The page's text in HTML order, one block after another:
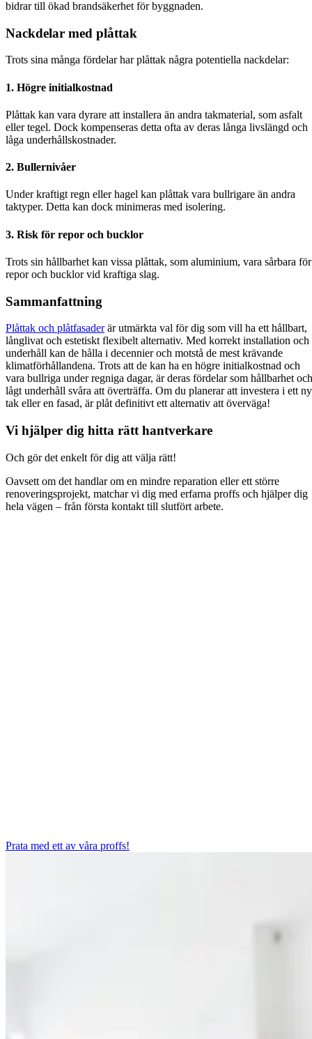
bidrar till ökad brandsäkerhet för byggnaden.
Nackdelar med plåttak
Trots sina många fördelar har plåttak några potentiella nackdelar:
1. Högre initialkostnad
Plåttak kan vara dyrare att installera än andra takmaterial, som asfalt
eller tegel. Dock kompenseras detta ofta av deras långa livslängd och
låga underhållskostnader.
2. Bullernivåer
Under kraftigt regn eller hagel kan plåttak vara bullrigare än andra
taktyper. Detta kan dock minimeras med isolering.
3. Risk för repor och bucklor
Trots sin hållbarhet kan vissa plåttak, som aluminium, vara sårbara för
repor och bucklor vid kraftiga slag.
Sammanfattning
Plåttak och plåtfasaderär utmärkta val för dig som vill ha ett hållbart,
långlivat och estetiskt flexibelt alternativ. Med korrekt installation och
underhåll kan de hålla i decennier och motstå de mest krävande
klimatförhållandena. Trots att de kan ha en högre initialkostnad och
vara bullriga under regniga dagar, är deras fördelar som hållbarhet och
lågt underhåll svåra att överträffa. Om du planerar att investera i ett
tak eller en fasad, är plåt definitivt ett alternativ att överväga!
Vi hjälper dig hitta rätt hantverkare
Och gör det enkelt för dig att välja rätt!
Oavsett om det handlar om en mindre reparation eller ett större
renoveringsprojekt, matchar vi dig med erfarna proffs och hjälper dig
hela vägen – från första kontakt till slutfört arbete.
Prata med ett av våra proffs!